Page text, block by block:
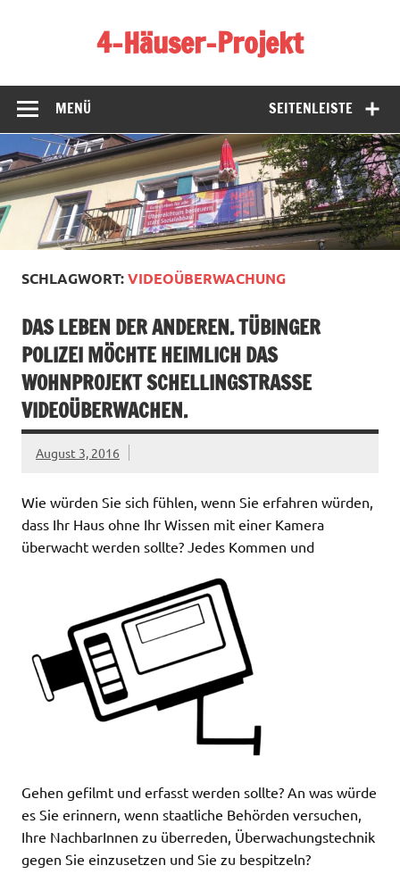
4-Häuser-Projekt
SEITENLEISTE
MENÜ
SCHLAGWORT:VIDEOÜBERWACHUNG
DAS LEBEN DER ANDEREN. TÜBINGER
POLIZEI MÖCHTE HEIMLICH DAS
WOHNPROJEKT SCHELLINGSTRASSE V
IDEOÜBERWACHEN.
August 3, 2016
Wie würden Sie sich fühlen, wenn Sie erfahren würden,
dass Ihr Haus ohne Ihr Wissen mit einer Kamera
überwacht werden sollte? Jedes Kommen und
Gehen gefilmt und erfasst werden sollte? An was würde
es Sie erinnern, wenn staatliche Behörden versuchen,
Ihre NachbarInnen zu überreden, Überwachungstechnik
gegen Sie einzusetzen und Sie zu bespitzeln?